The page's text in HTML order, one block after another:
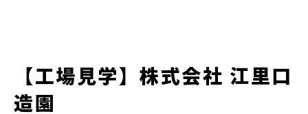
【工場見学】株式会社 江里口
造園